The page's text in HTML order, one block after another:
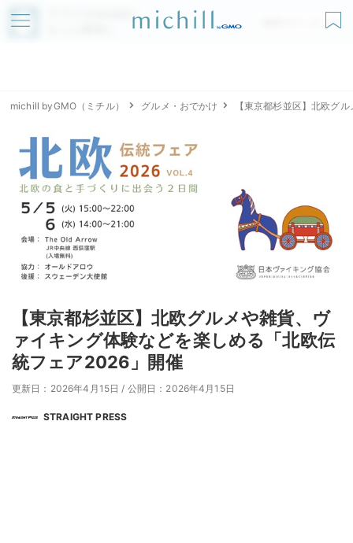
アプリでmichillが
無料ダウンロード
michill byGMO（ミチル） グルメ・おでかけ 【東京都杉並区】北欧グ
【東京都杉並区】北欧グルメや雑貨、ヴ
ァイキング体験などを楽しめる「北欧伝
統フェア2026」開催
更新日：2026年4月15日 / 公開日：2026年4月15日
STRAIGHT PRESS